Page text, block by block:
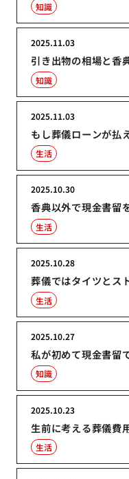
知識
引き出物の相場と香
2025.11.03
知識
もし葬儀ローンが払
2025.11.03
生活
香典以外で現金書留
2025.10.30
生活
葬儀ではタイツとス
2025.10.28
生活
私が初めて現金書留
2025.10.27
知識
生前に考える葬儀費
2025.10.23
生活